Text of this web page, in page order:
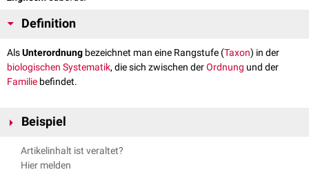
Definition
AlsUnterordnung bezeichnet man eine Rangstufe (Taxon) in der
biologischen Systematik, die sich zwischen derOrdnung und der
Familie befindet.
Beispiel
Artikelinhalt ist veraltet?
Hier melden